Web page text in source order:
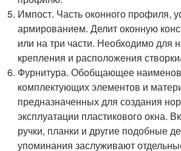
Импост. Часть оконного профиля,
армированием. Делит оконную
или на три части. Необходимо для
крепления и расположения
Фурнитура. Обобщающее
комплектующих элементов и
предназначенных для создания
эксплуатации пластикового окна.
ручки, планки и другие подобные
упоминания заслуживают